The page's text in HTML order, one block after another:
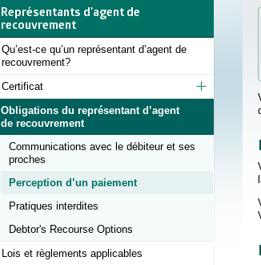
Représentants d'agent de
recouvrement
Qu’est-ce qu’un représentant d’agent de
recouvrement?
Certificat
Obligations du représentant d’agent
de recouvrement
Communications avec le débiteur et ses
proches
Perception d’un paiement
Pratiques interdites
Debtor's Recourse Options
Lois et règlements applicables